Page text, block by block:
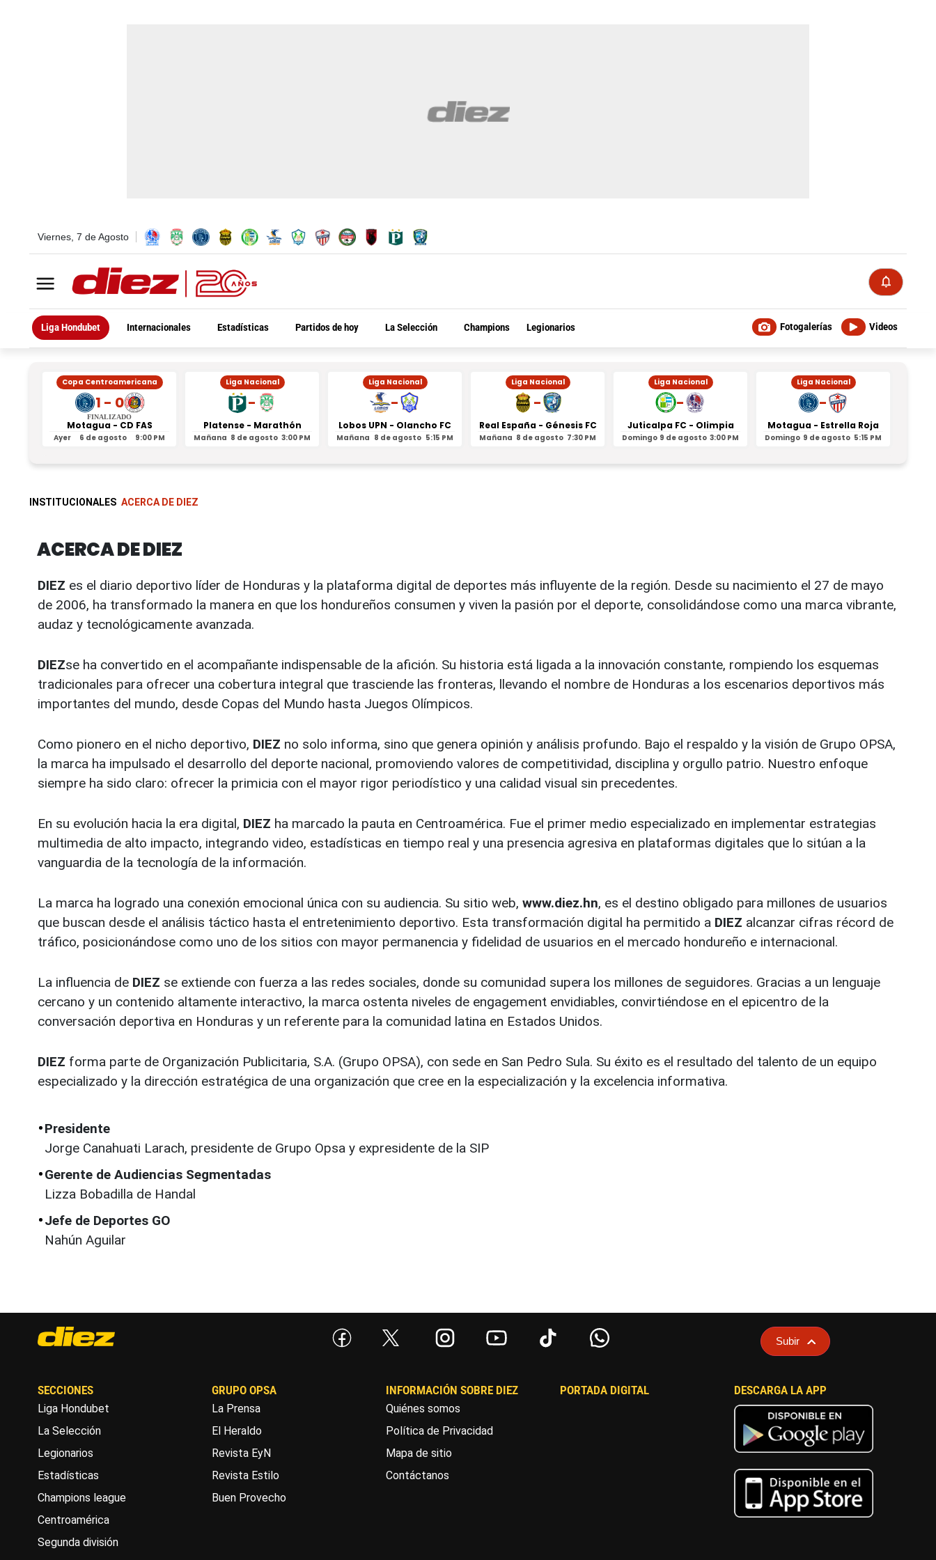
Viernes, 7 de Agosto
Liga Hondubet Internacionales Estadísticas Partidos de hoy La Selección Champions Legionarios Videos
Fotogalerías
Copa Centroamericana
1 - 0
FINALIZADO
Motagua - CD FAS
Ayer 6 de agosto 9:00 PM
Liga Nacional
-
Platense - Marathón
Mañana 8 de agosto 3:00 PM
Liga Nacional
-
Lobos UPN - Olancho FC
Mañana 8 de agosto 5:15 PM
Liga Nacional
-
Real España - Génesis FC
Mañana 8 de agosto 7:30 PM
Liga Nacional
-
Juticalpa FC - Olimpia
Domingo 9 de agosto 3:00 PM
Liga Nacional
-
Motagua - Estrella Roja
Domingo 9 de agosto 5:15 PM
INSTITUCIONALES ACERCA DE DIEZ
ACERCA DE DIEZ
DIEZ es el diario deportivo líder de Honduras y la plataforma digital de deportes más influyente de la región. Desde su nacimiento el 27 de mayo
de 2006, ha transformado la manera en que los hondureños consumen y viven la pasión por el deporte, consolidándose como una marca vibrante,
audaz y tecnológicamente avanzada.
DIEZse ha convertido en el acompañante indispensable de la afición. Su historia está ligada a la innovación constante, rompiendo los esquemas
tradicionales para ofrecer una cobertura integral que trasciende las fronteras, llevando el nombre de Honduras a los escenarios deportivos más
importantes del mundo, desde Copas del Mundo hasta Juegos Olímpicos.
Como pionero en el nicho deportivo, DIEZ no solo informa, sino que genera opinión y análisis profundo. Bajo el respaldo y la visión de Grupo OPSA,
la marca ha impulsado el desarrollo del deporte nacional, promoviendo valores de competitividad, disciplina y orgullo patrio. Nuestro enfoque
siempre ha sido claro: ofrecer la primicia con el mayor rigor periodístico y una calidad visual sin precedentes.
En su evolución hacia la era digital, DIEZ ha marcado la pauta en Centroamérica. Fue el primer medio especializado en implementar estrategias
multimedia de alto impacto, integrando video, estadísticas en tiempo real y una presencia agresiva en plataformas digitales que lo sitúan a la
vanguardia de la tecnología de la información.
La marca ha logrado una conexión emocional única con su audiencia. Su sitio web, www.diez.hn, es el destino obligado para millones de usuarios
que buscan desde el análisis táctico hasta el entretenimiento deportivo. Esta transformación digital ha permitido a DIEZ alcanzar cifras récord de
tráfico, posicionándose como uno de los sitios con mayor permanencia y fidelidad de usuarios en el mercado hondureño e internacional.
La influencia de DIEZ se extiende con fuerza a las redes sociales, donde su comunidad supera los millones de seguidores. Gracias a un lenguaje
cercano y un contenido altamente interactivo, la marca ostenta niveles de engagement envidiables, convirtiéndose en el epicentro de la
conversación deportiva en Honduras y un referente para la comunidad latina en Estados Unidos.
DIEZ forma parte de Organización Publicitaria, S.A. (Grupo OPSA), con sede en San Pedro Sula. Su éxito es el resultado del talento de un equipo
especializado y la dirección estratégica de una organización que cree en la especialización y la excelencia informativa.
Presidente
Jorge Canahuati Larach, presidente de Grupo Opsa y expresidente de la SIP
Gerente de Audiencias Segmentadas
Lizza Bobadilla de Handal
Jefe de Deportes GO
Nahún Aguilar
Subir
SECCIONES
Liga Hondubet
La Selección
Legionarios
Estadísticas
Champions league
Centroamérica
Segunda división
GRUPO OPSA
La Prensa
El Heraldo
Revista EyN
Revista Estilo
Buen Provecho
INFORMACIÓN SOBRE DIEZ
Quiénes somos
Política de Privacidad
Mapa de sitio
Contáctanos
PORTADA DIGITAL DESCARGA LA APP